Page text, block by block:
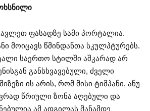
ფასადზე სამი პორტალია.
მოიცავს წმინდანთა სკულპტურებს.
საერთო სტილში აშკარად არ
განსხვავებული, ძველი
ის არის, რომ მისი ტიმპანი, ანუ
წრიული ზონა აღებული და
ამ ადგილას მანამდე